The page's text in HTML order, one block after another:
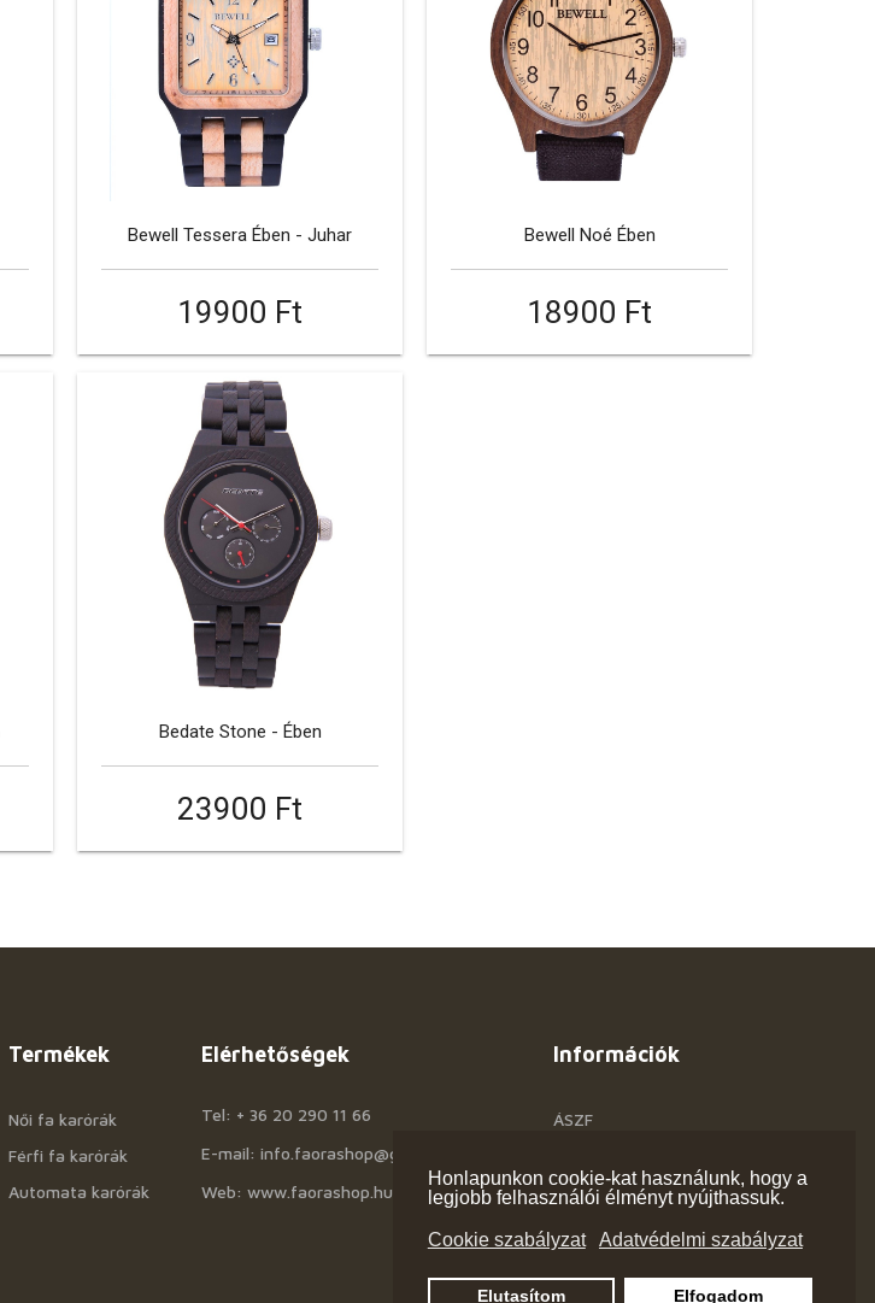
Honlapunkon cookie-kat használunk, hogy a
legjobb felhasználói élményt nyújthassuk.
Cookie szabályzat Adatvédelmi szabályzat
Elutasítom Elfogadom
Bewell Tessera Ében - Juhar
19900 Ft
Bewell Noé Ében
18900 Ft
Bedate Stone - Ében
23900 Ft
Termékek
Női fa karórák
Férfi fa karórák
Automata karórák
Elérhetőségek
Tel: + 36 20 290 11 66
E-mail: info.faorashop@gmail.com
Web: www.faorashop.hu
Információk
ÁSZF
Kapcsolat